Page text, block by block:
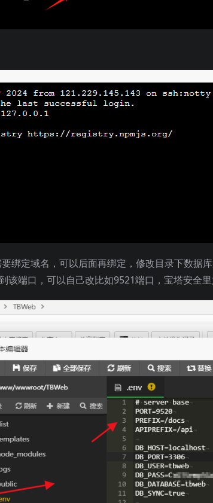
绑定域名，可以后面再绑定，修改目录下数据
端口，可以自己改比如9521端口，宝塔安全里